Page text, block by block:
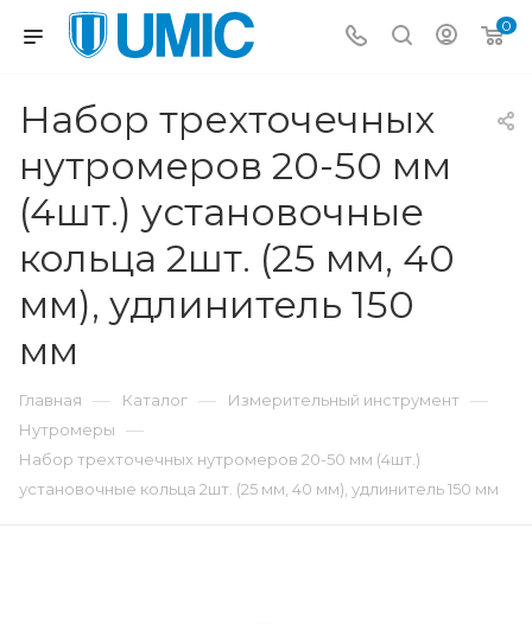
0
Набор трехточечных
нутромеров 20-50 мм
(4шт.) установочные
кольца 2шт. (25 мм, 40
мм), удлинитель 150
мм
Главная — Каталог — Измерительный инструмент —
Нутромеры —
Набор трехточечных нутромеров 20-50 мм (4шт.)
установочные кольца 2шт. (25 мм, 40 мм), удлинитель 150 мм